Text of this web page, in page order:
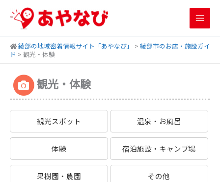
綾部の地域密着情報サイト「あやなび」 > 綾部市のお店・施設ガイ
ド > 観光・体験
観光・体験
観光スポット 温泉・お風呂
体験 宿泊施設・キャンプ場
果樹園・農園 その他